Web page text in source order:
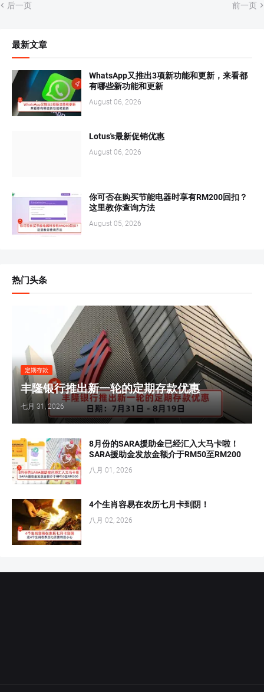
后一页 前一页
最新文章
WhatsApp又推出3项新功能和更新，来看都
有哪些新功能和更新
August 06, 2026
Lotus's最新促销优惠
August 06, 2026
你可否在购买节能电器时享有RM200回扣？
这里教你查询方法
August 05, 2026
热门头条
定期存款
丰隆银行推出新一轮的定期存款优惠
七月 31, 2026
8月份的SARA援助金已经汇入大马卡啦！
SARA援助金发放金额介于RM50至RM200
八月 01, 2026
4个生肖容易在农历七月卡到阴！
八月 02, 2026